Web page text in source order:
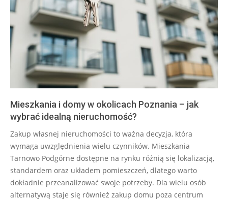
Mieszkania i domy w okolicach Poznania – jak
wybrać idealną nieruchomość?
22
Zakup własnej nieruchomości to ważna decyzja, która
wymaga uwzględnienia wielu czynników. Mieszkania
Tarnowo Podgórne dostępne na rynku różnią się lokalizacją,
standardem oraz układem pomieszczeń, dlatego warto
dokładnie przeanalizować swoje potrzeby. Dla wielu osób
alternatywą staje się również zakup domu poza centrum